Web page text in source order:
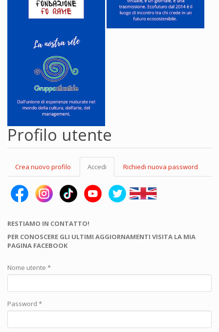
Profilo utente
primarie
Crea nuovo profilo Accedi (scheda
attiva)
Richiedi nuova password
RESTIAMO IN CONTATTO!
PER CONOSCERE GLI ULTIMI AGGIORNAMENTI VISITA LA MIA
PAGINA FACEBOOK
Nome utente *
Password *